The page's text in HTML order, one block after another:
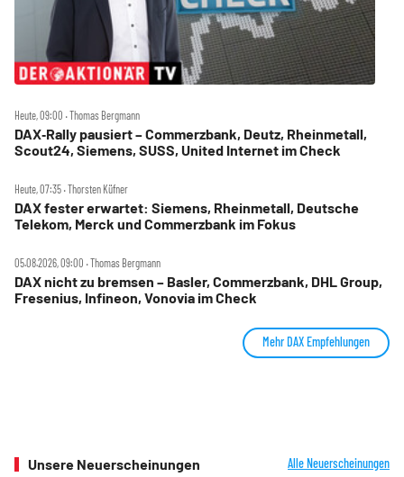
Heute, 09:00 ‧ Thomas Bergmann
DAX‑Rally pausiert – Commerzbank, Deutz, Rheinmetall,
Scout24, Siemens, SUSS, United Internet im Check
Heute, 07:35 ‧ Thorsten Küfner
DAX fester erwartet: Siemens, Rheinmetall, Deutsche
Telekom, Merck und Commerzbank im Fokus
05.08.2026, 09:00 ‧ Thomas Bergmann
DAX nicht zu bremsen – Basler, Commerzbank, DHL Group,
Fresenius, Infineon, Vonovia im Check
Mehr DAX Empfehlungen
Unsere Neuerscheinungen Alle Neuerscheinungen